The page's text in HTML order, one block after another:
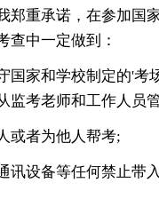
郑重承诺，在参加国
查中一定做到：
家和学校制定的'考
监考老师和工作人员
者为他人帮考;
设备等任何禁止带